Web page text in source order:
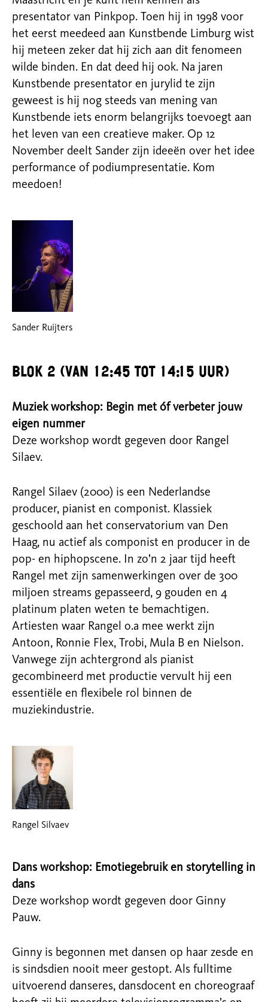
presentator van Pinkpop. Toen hij in 1998 voor
het eerst meedeed aan Kunstbende Limburg wist
hij meteen zeker dat hij zich aan dit fenomeen
wilde binden. En dat deed hij ook. Na jaren
Kunstbende presentator en jurylid te zijn
geweest is hij nog steeds van mening van
Kunstbende iets enorm belangrijks toevoegt aan
het leven van een creatieve maker. Op 12
November deelt Sander zijn ideeën over het idee
performance of podiumpresentatie. Kom
meedoen!
Sander Ruijters
Blok 2 (van 12:45 tot 14:15 uur)
Muziek workshop: Begin met óf verbeter jouw
eigen nummer
Deze workshop wordt gegeven door Rangel
Silaev.
Rangel Silaev (2000) is een Nederlandse
producer, pianist en componist. Klassiek
geschoold aan het conservatorium van Den
Haag, nu actief als componist en producer in de
pop- en hiphopscene. In zo’n 2 jaar tijd heeft
Rangel met zijn samenwerkingen over de 300
miljoen streams gepasseerd, 9 gouden en 4
platinum platen weten te bemachtigen.
Artiesten waar Rangel o.a mee werkt zijn
Antoon, Ronnie Flex, Trobi, Mula B en Nielson.
Vanwege zijn achtergrond als pianist
gecombineerd met productie vervult hij een
essentiële en flexibele rol binnen de
muziekindustrie.
Rangel Silvaev
Dans workshop: Emotiegebruik en storytelling in
dans
Deze workshop wordt gegeven door Ginny
Pauw.
Ginny is begonnen met dansen op haar zesde en
is sindsdien nooit meer gestopt. Als fulltime
uitvoerend danseres, dansdocent en choreograaf